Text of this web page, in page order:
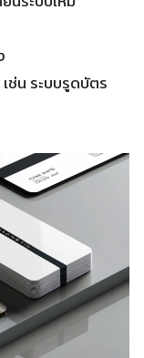
ช่น ระบบรูดบัตร